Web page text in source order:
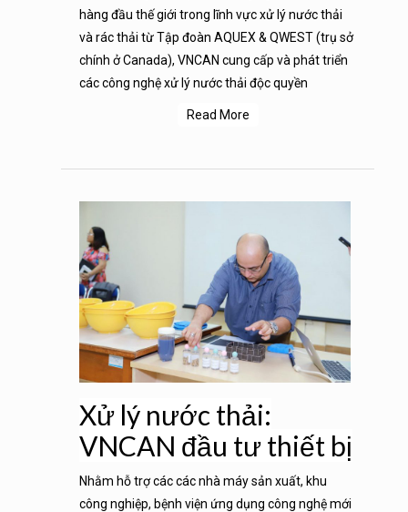
hàng đầu thế giới trong lĩnh vực xử lý nước thải
và rác thải từ Tập đoàn AQUEX & QWEST (trụ sở
chính ở Canada), VNCAN cung cấp và phát triển
các công nghệ xử lý nước thải độc quyền
Read More
Xử lý nước thải:
VNCAN đầu tư thiết bị
Nhằm hỗ trợ các các nhà máy sản xuất, khu
công nghiệp, bệnh viện ứng dụng công nghệ mới